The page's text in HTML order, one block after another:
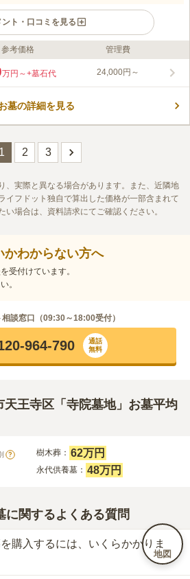
地図
ント・口コミを見る
た緑に迎え入れられる、懐の深さを感じる霊苑
寺院密集地として有名です。周囲には寺院が点
でもお墓を申し込むことができます。施設に横
されていません。
参考価格 管理費
万円～+墓石代 24,000円～
墓の詳細を見る
1 2 3
、実際と異なる場合があります。また、近隣地
イフドット独自で算出した価格が一部含まれて
い場合は、資料請求にてご確認ください。
かわからない方へ
受付けています。
。
談窓口（09:30～18:00受付）
964-790
通話
無料
天王寺区「寺院墓地」お墓平均
? 樹木葬： 62万円
永代供養墓： 48万円
に関するよくある質問
購入するには、いくらかかりま